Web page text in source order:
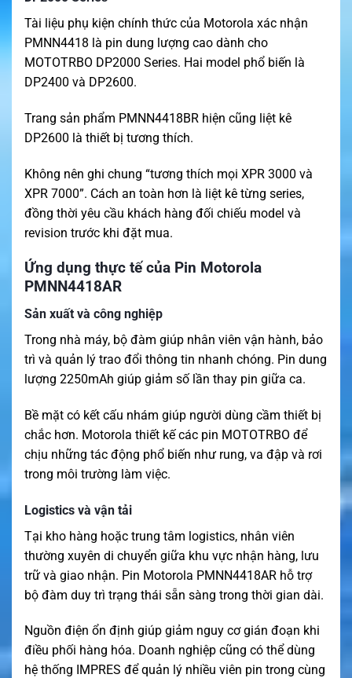
Tài liệu phụ kiện chính thức của Motorola xác nhận
PMNN4418 là pin dung lượng cao dành cho
MOTOTRBO DP2000 Series. Hai model phổ biến là
DP2400 và DP2600.
Trang sản phẩm PMNN4418BR hiện cũng liệt kê
DP2600 là thiết bị tương thích.
Không nên ghi chung “tương thích mọi XPR 3000 và
XPR 7000”. Cách an toàn hơn là liệt kê từng series,
đồng thời yêu cầu khách hàng đối chiếu model và
revision trước khi đặt mua.
Ứng dụng thực tế của Pin Motorola
PMNN4418AR
Sản xuất và công nghiệp
Trong nhà máy, bộ đàm giúp nhân viên vận hành, bảo
trì và quản lý trao đổi thông tin nhanh chóng. Pin dung
lượng 2250mAh giúp giảm số lần thay pin giữa ca.
Bề mặt có kết cấu nhám giúp người dùng cầm thiết bị
chắc hơn. Motorola thiết kế các pin MOTOTRBO để
chịu những tác động phổ biến như rung, va đập và rơi
trong môi trường làm việc.
Logistics và vận tải
Tại kho hàng hoặc trung tâm logistics, nhân viên
thường xuyên di chuyển giữa khu vực nhận hàng, lưu
trữ và giao nhận. Pin Motorola PMNN4418AR hỗ trợ
bộ đàm duy trì trạng thái sẵn sàng trong thời gian dài.
Nguồn điện ổn định giúp giảm nguy cơ gián đoạn khi
điều phối hàng hóa. Doanh nghiệp cũng có thể dùng
hệ thống IMPRES để quản lý nhiều viên pin trong cùng